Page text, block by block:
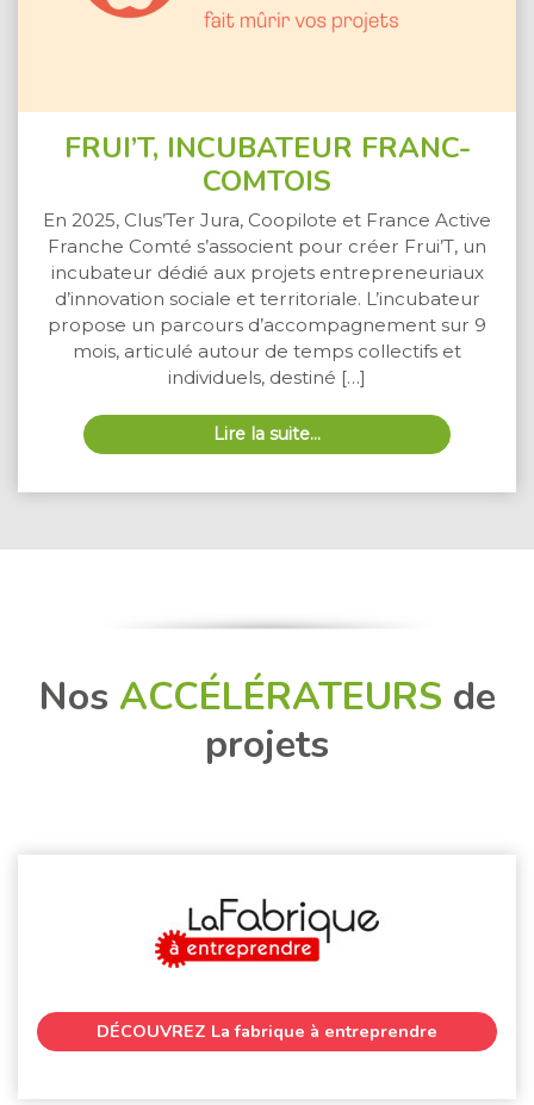
FRUI’T, INCUBATEUR FRANC-
COMTOIS
En 2025, Clus’Ter Jura, Coopilote et France Active
Franche Comté s’associent pour créer Frui’T, un
incubateur dédié aux projets entrepreneuriaux
d’innovation sociale et territoriale. L’incubateur
propose un parcours d’accompagnement sur 9
mois, articulé autour de temps collectifs et
individuels, destiné […]
Lire la suite…
Nos ACCÉLÉRATEURS de
projets
DÉCOUVREZ La fabrique à entreprendre